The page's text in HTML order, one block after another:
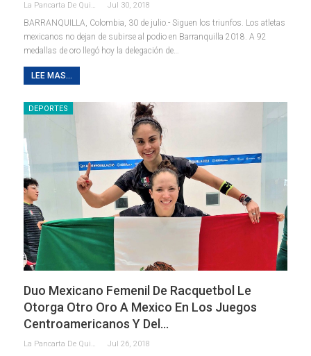
La Pancarta De Quintana Roo Jul 30, 2018
BARRANQUILLA, Colombia, 30 de julio.- Siguen los triunfos. Los atletas
mexicanos no dejan de subirse al podio en Barranquilla 2018. A 92
medallas de oro llegó hoy la delegación de…
LEE MAS...
DEPORTES
Duo Mexicano Femenil De Racquetbol Le
Otorga Otro Oro A Mexico En Los Juegos
Centroamericanos Y Del…
La Pancarta De Quintana Roo Jul 26, 2018